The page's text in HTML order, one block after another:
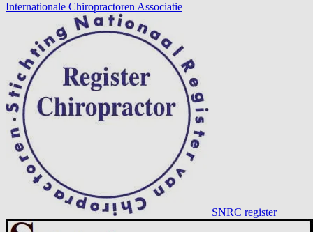
Internationale Chiropractoren Associatie
SNRC register